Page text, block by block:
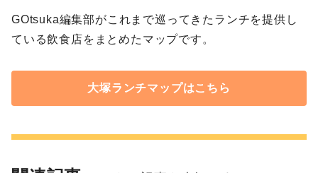
GOtsuka編集部がこれまで巡ってきたランチを提供し
ている飲食店をまとめたマップです。
大塚ランチマップはこちら